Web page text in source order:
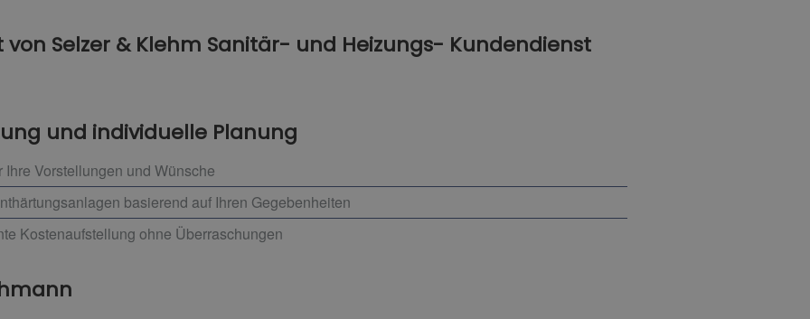
Selzer & Klehm Sanitär- und Heizungs- Kundendienst
und individuelle Planung
Vorstellungen und Wünsche
basierend auf Ihren Gegebenheiten
Kostenaufstellung ohne Überraschungen